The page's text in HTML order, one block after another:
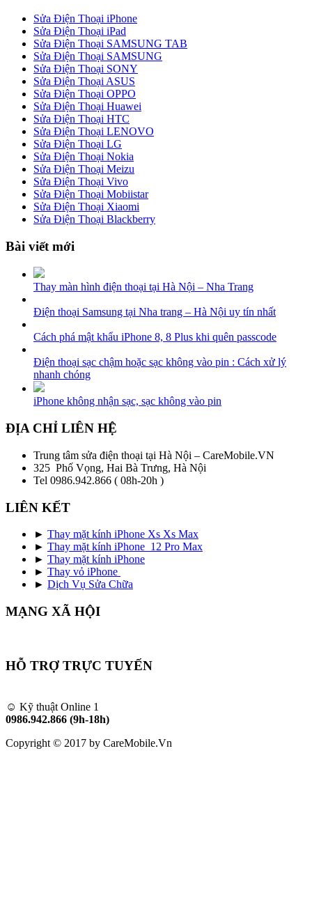
Sửa Điện Thoại iPhone
Sửa Điện Thoại iPad
Sửa Điện Thoại SAMSUNG TAB
Sửa Điện Thoại SAMSUNG
Sửa Điện Thoại SONY
Sửa Điện Thoại ASUS
Sửa Điện Thoại OPPO
Sửa Điện Thoại Huawei
Sửa Điện Thoại HTC
Sửa Điện Thoại LENOVO
Sửa Điện Thoại LG
Sửa Điện Thoại Nokia
Sửa Điện Thoại Meizu
Sửa Điện Thoại Vivo
Sửa Điện Thoại Mobiistar
Sửa Điện Thoại Xiaomi
Sửa Điện Thoại Blackberry
Bài viết mới
Thay màn hình điện thoại tại Hà Nội – Nha Trang
Điện thoại Samsung tại Nha trang – Hà Nội uy tín nhất
Cách phá mật khẩu iPhone 8, 8 Plus khi quên passcode
Điện thoại sạc chậm hoặc sạc không vào pin : Cách xử lý
nhanh chóng
iPhone không nhận sạc, sạc không vào pin
ĐỊA CHỈ LIÊN HỆ
Trung tâm sửa điện thoại tại Hà Nội – CareMobile.VN
325 Phố Vọng, Hai Bà Trưng, Hà Nội
Tel 0986.942.866 ( 08h-20h )
LIÊN KẾT
► Thay mặt kính iPhone Xs Xs Max
► Thay mặt kính iPhone 12 Pro Max
► Thay mặt kính iPhone
► Thay vỏ iPhone
► Dịch Vụ Sửa Chữa
MẠNG XÃ HỘI
HỖ TRỢ TRỰC TUYẾN
☺ Kỹ thuật Online 1
0986.942.866 (9h-18h)
Copyright © 2017 by CareMobile.Vn